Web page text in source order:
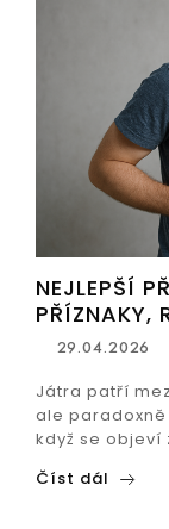
NEJLEPŠÍ
PŘÍZNAKY,
29.04.2026
Játra patří
ale
když se objeví
Číst dál